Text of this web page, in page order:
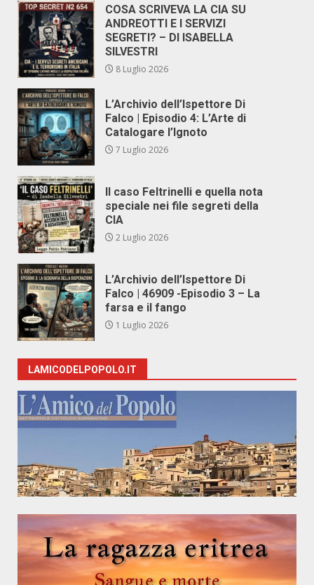
COSA SCRIVEVA LA CIA SU
ANDREOTTI E I SERVIZI
SEGRETI? – DI ISABELLA
SILVESTRI
8 Luglio 2026
L’Archivio dell’Ispettore Di
Falco | Episodio 4: L’Arte di
Catalogare l’Ignoto
7 Luglio 2026
Il caso Feltrinelli e quella nota
speciale nei file segreti della
CIA
2 Luglio 2026
L’Archivio dell’Ispettore Di
Falco | 46909 -Episodio 3 – La
farsa e il fango
1 Luglio 2026
LAMICODELPOPOLO.IT